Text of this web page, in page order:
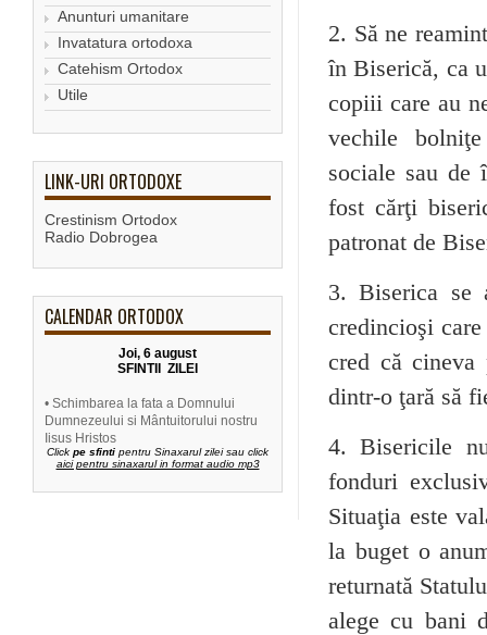
2. Să ne
în Biserică, ca
copiii care au
vechile
sociale sau de
fost cărţi
patronat de
3. Biserica se
credincioşi
cred că cineva
dintr-o ţară să
4. Bisericile
fonduri
Situaţia este
la buget o
returnată
alege cu bani
Anunturi umanitare
Invatatura ortodoxa
Catehism Ortodox
Utile
LINK-URI ORTODOXE
Crestinism Ortodox
Radio Dobrogea
CALENDAR ORTODOX
Joi, 6 august
SFINTII ZILEI
• Schimbarea la fata a Domnului
Dumnezeului si Mântuitorului nostru
Iisus Hristos
Click pe sfinti pentru Sinaxarul zilei sau click
aici pentru sinaxarul in format audio mp3